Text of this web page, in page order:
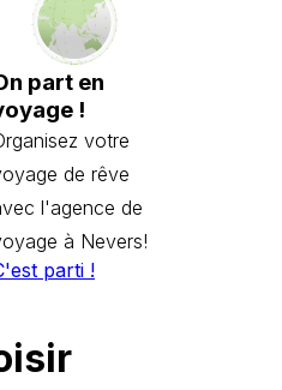
part en
!
votre
de rêve
l'agence de
à Nevers!
parti !